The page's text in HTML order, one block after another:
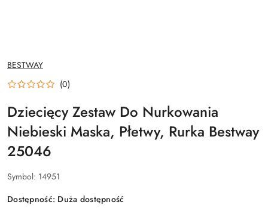
NAZWA
PRODUCENTA:
BESTWAY
(0)
Dziecięcy Zestaw Do Nurkowania
Niebieski Maska, Płetwy, Rurka Bestway
25046
Symbol: 14951
Dostępność: Duża dostępność